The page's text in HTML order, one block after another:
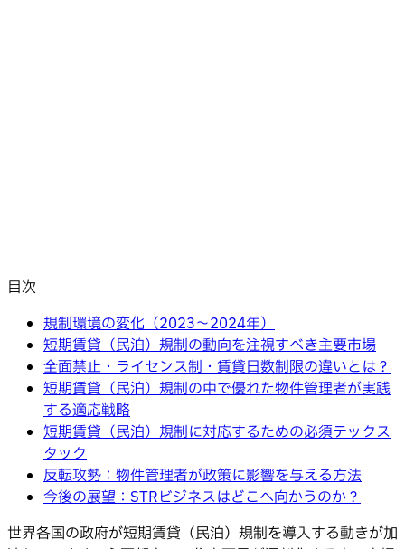
目次
規制環境の変化（2023〜2024年）
短期賃貸（民泊）規制の動向を注視すべき主要市場
全面禁止・ライセンス制・賃貸日数制限の違いとは？
短期賃貸（民泊）規制の中で優れた物件管理者が実践
する適応戦略
短期賃貸（民泊）規制に対応するための必須テックス
タック
反転攻勢：物件管理者が政策に影響を与える方法
今後の展望：STRビジネスはどこへ向かうのか？
世界各国の政府が短期賃貸（民泊）規制を導入する動きが加